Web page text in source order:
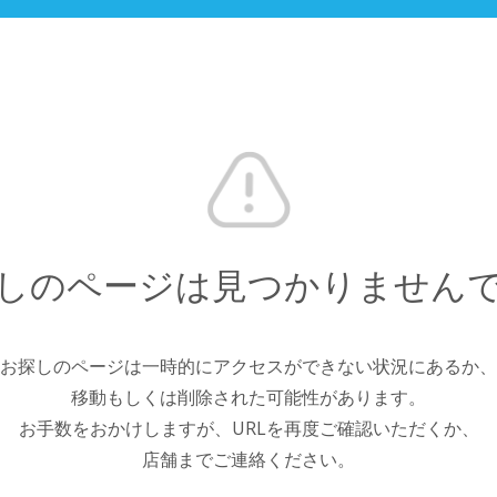
のページは見つかりません
お探しのページは一時的にアクセスができない状況にあるか、
移動もしくは削除された可能性があります。
お手数をおかけしますが、URLを再度ご確認いただくか、
店舗までご連絡ください。